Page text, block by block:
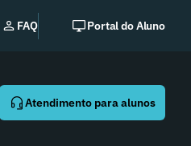
EBRADI | NEWS: o
Youtube agora!
FAQ Portal do Aluno
Atendimento para alunos